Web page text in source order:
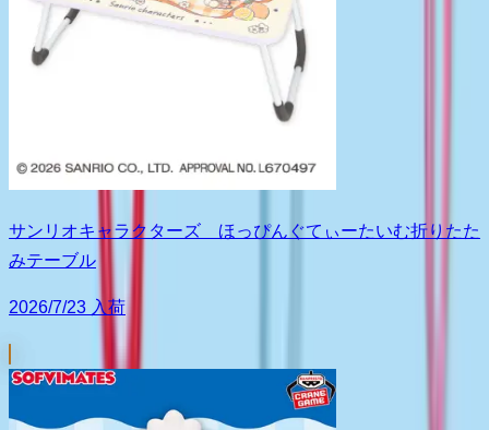
サンリオキャラクターズ ほっぴんぐてぃーたいむ折りたた
みテーブル
2026/7/23 入荷